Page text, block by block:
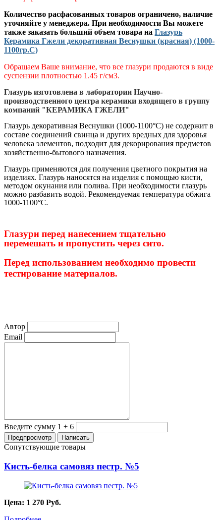
Количество расфасованных товаров ограничено, наличие
уточняйте у менеджера. При необходимости Вы можете
также заказать больший объем товара на Глазурь
Керамика Гжели декоративная Веснушки (красная) (1000-
1100гр.С)
Обращаем Ваше внимание, что все глазури продаются в виде
суспензии плотностью 1.45 г/см3.
Глазурь изготовлена в лаборатории Научно-
производственного центра керамики входящего в группу
компаний "КЕРАМИКА ГЖЕЛИ"
Глазурь декоративная Веснушки (1000-1100°С) не содержит в
составе соединений свинца и других вредных для здоровья
человека элементов, подходит для декорирования предметов
хозяйственно-бытового назначения.
Глазурь применяются для получения цветного покрытия на
изделиях. Глазурь наносятся на изделия с помощью кисти,
методом окунания или полива. При необходимости глазурь
можно разбавить водой. Рекомендуемая температура обжига
1000-1100°С.
Глазури перед нанесением тщательно
перемешать и пропустить через сито.
Перед использованием необходимо провести
тестирование материалов.
Автор
Email
Введите сумму 1 + 6
Сопутствующие товары
Кисть-белка самовяз пестр. №5
Цена: 1 270 Руб.